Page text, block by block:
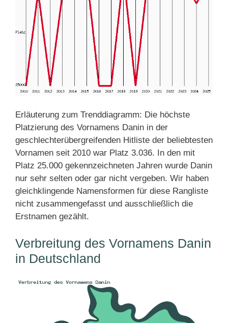
Erläuterung zum Trenddiagramm: Die höchste
Platzierung des Vornamens Danin in der
geschlechterübergreifenden Hitliste der beliebtesten
Vornamen seit 2010 war Platz 3.036. In den mit
Platz 25.000 gekennzeichneten Jahren wurde Danin
nur sehr selten oder gar nicht vergeben. Wir haben
gleichklingende Namensformen für diese Rangliste
nicht zusammengefasst und ausschließlich die
Erstnamen gezählt.
Verbreitung des Vornamens Danin
in Deutschland